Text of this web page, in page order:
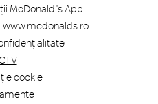
McDonald's App
cookie